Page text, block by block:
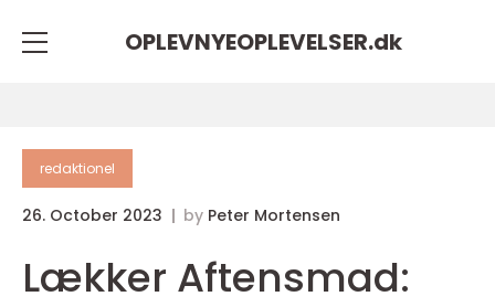
OPLEVNYEOPLEVELSER.dk
redaktionel
26. October 2023 by Peter Mortensen
Lækker Aftensmad: